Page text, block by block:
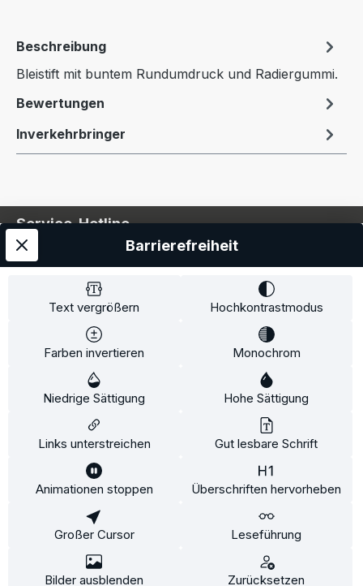
Beschreibung
Bleistift mit buntem Rundumdruck und Radiergummi.
Bewertungen
Inverkehrbringer
Service-Hotline
Service
Information
* Alle Preise inkl. gesetzl. Mehrwertsteuer zzgl.
und ggf. Nachnahmegebühren, wenn
Text vergrößern Hochkontrastmodus
Farben invertieren Monochrom
Niedrige Sättigung Hohe Sättigung
Links unterstreichen Gut lesbare Schrift
Animationen stoppen Überschriften hervorheben
Großer Cursor Leseführung
Bilder ausblenden Zurücksetzen
Barrierefreiheit
Diese Website verwendet Cookies, um eine bestmögliche
Erfahrung bieten zu können.
Mehr Informationen ...
Nur technisch notwendige
Alle Cookies akzeptieren